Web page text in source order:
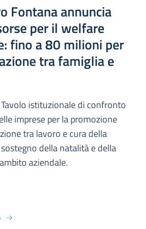
Fontana annuncia
per il welfare
fino a 80 milioni per
tra famiglia e
istituzionale di confronto
imprese per la promozione
tra lavoro e cura della
della natalità e della
aziendale.